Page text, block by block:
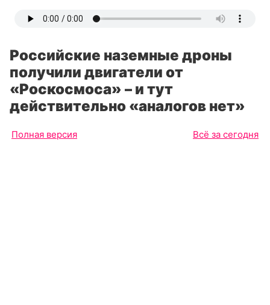
Российские наземные дроны
получили двигатели от
«Роскосмоса» – и тут
действительно «аналогов нет»
Полная версия Всё за сегодня